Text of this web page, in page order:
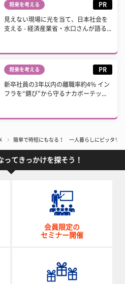
将来を考える PR
見えない現場に光を当て、日本社会を
支える - 経済産業省・水口さんが語る...
将来を考える PR
新卒社員の3年以内の離職率約4% イン
フラを“錆び”から守るナカボーテッ...
簡単で時短にもなる！ 一人暮らしにピッタリ
ってきっかけを探そう！
会員限定の
セミナー開催